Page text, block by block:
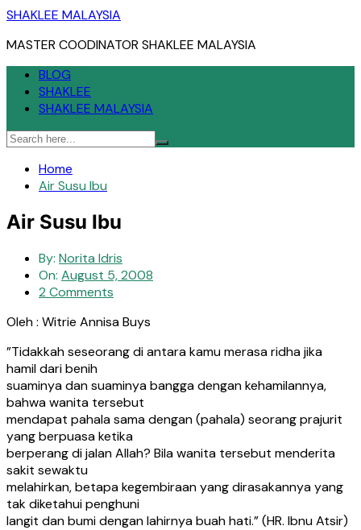
Skip
content
SHAKLEE MALAYSIA
MASTER COODINATOR SHAKLEE MALAYSIA
BLOG
SHAKLEE
SHAKLEE MALAYSIA
Home
Air Susu Ibu
Air Susu Ibu
By: Norita Idris
On: August 5, 2008
2 Comments
Oleh : Witrie Annisa Buys
”Tidakkah seseorang di antara kamu merasa ridha jika
hamil dari benih
suaminya dan suaminya bangga dengan kehamilannya,
bahwa wanita tersebut
mendapat pahala sama dengan (pahala) seorang prajurit
yang berpuasa ketika
berperang di jalan Allah? Bila wanita tersebut menderita
sakit sewaktu
melahirkan, betapa kegembiraan yang dirasakannya yang
tak diketahui penghuni
langit dan bumi dengan lahirnya buah hati.” (HR. Ibnu Atsir)